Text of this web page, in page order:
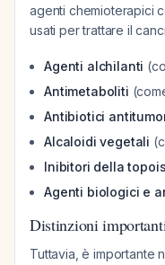
agenti chemioterapici
usati per trattare il
Agenti alchilanti
Antimetaboliti
Antibiotici
Alcaloidi vegetali
Inibitori della
Agenti biologici e
Distinzioni
Tuttavia, è importante